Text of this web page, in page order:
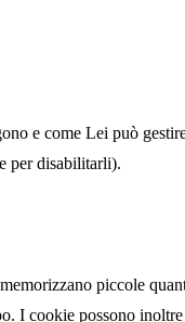
e come Lei può
per disabilitarli).
piccole
I cookie possono